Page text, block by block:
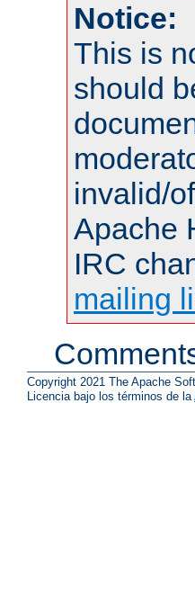
Notice:
This is
should
invalid/
Apache
IRC
mailing
Copyright 2021 The Apache
Licencia bajo los términos de la